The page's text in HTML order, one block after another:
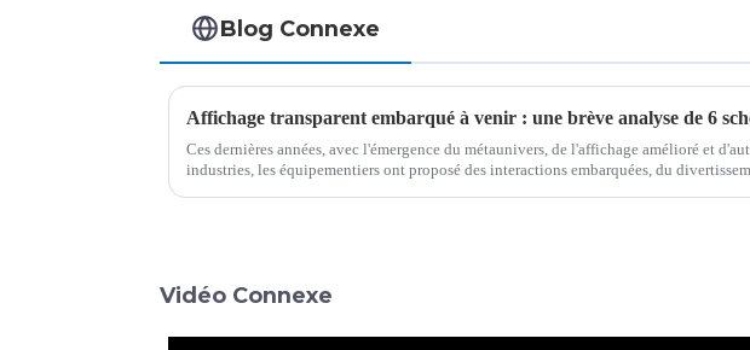
Blog Connexe
Ces dernières années, avec l'émergence du métaunivers, de l'affichage amélioré et
industries, les équipementiers ont proposé des interactions embarquées, du
Vidéo Connexe